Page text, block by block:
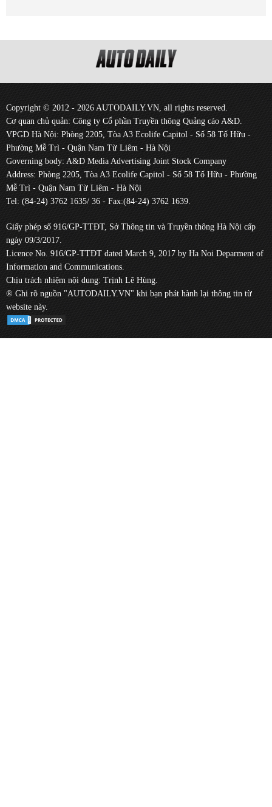
Copyright © 2012 - 2026 AUTODAILY.VN, all rights reserved.
Cơ quan chủ quản: Công ty Cổ phần Truyền thông Quảng cáo A&D.
VPGD Hà Nội: Phòng 2205, Tòa A3 Ecolife Capitol - Số 58 Tố Hữu -
Phường Mễ Trì - Quận Nam Từ Liêm - Hà Nội
Governing body: A&D Media Advertising Joint Stock Company
Address: Phòng 2205, Tòa A3 Ecolife Capitol - Số 58 Tố Hữu - Phường
Mễ Trì - Quận Nam Từ Liêm - Hà Nội
Tel: (84-24) 3762 1635/ 36 - Fax:(84-24) 3762 1639.
Giấy phép số 916/GP-TTĐT, Sở Thông tin và Truyền thông Hà Nội cấp
ngày 09/3/2017.
Licence No. 916/GP-TTĐT dated March 9, 2017 by Ha Noi Deparment of
Information and Communications.
Chịu trách nhiệm nội dung: Trịnh Lê Hùng.
® Ghi rõ nguồn "AUTODAILY.VN" khi bạn phát hành lại thông tin từ
website này.